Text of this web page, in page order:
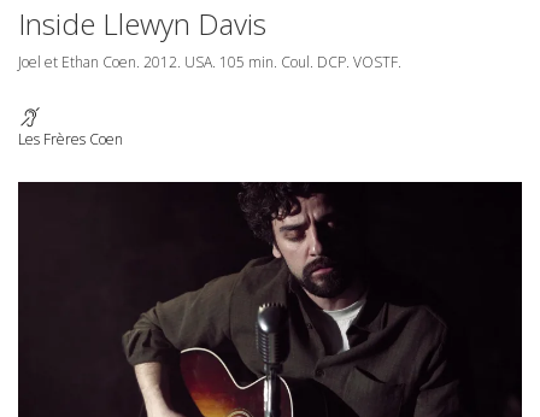
Inside Llewyn Davis
Joel et Ethan Coen. 2012. USA. 105 min. Coul. DCP. VOSTF.
Les Frères Coen